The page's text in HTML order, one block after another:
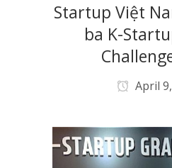
Startup Việt
ba K-
April